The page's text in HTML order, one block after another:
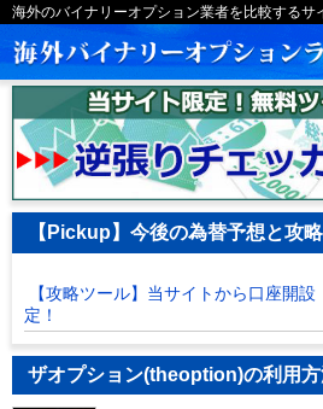
海外のバイナリーオプション業者を比較するサ
【Pickup】今後の為替予想と攻
【攻略ツール】当サイトから口座開
定！
ザオプション(theoption)の利用